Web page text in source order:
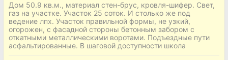
Дом 50.9 кв.м., материал стен-брус, кровля-шифер. Свет,
газ на участке. Участок 25 соток. И столько же под
ведение лпх. Участок правильной формы, не узкий,
огорожен, с фасадной стороны бетонным забором с
откатными металлическими воротами. Подъездные пути
асфальтированные. В шаговой доступности школа